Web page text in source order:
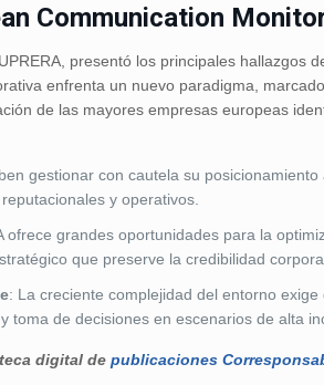
Communication
presentó los principales hallazgos
enfrenta un nuevo paradigma,
de las mayores empresas europeas
gestionar con cautela su
y operativos.
ofrece grandes oportunidades para la
que preserve la credibilidad
: La creciente complejidad del entorno
de decisiones en escenarios de alta
digital depublicaciones